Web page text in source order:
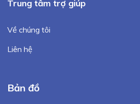
Trung tâm trợ giúp
Về chúng tôi
Liên hệ
Bản đồ